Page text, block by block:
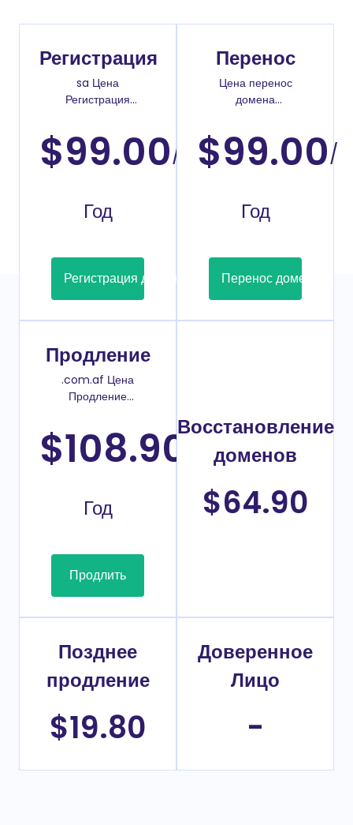
Регистрация
sa Цена
Регистрация
$99.00/
Год
Регистрация домена
Перенос
Цена перенос
домена
$99.00/
Год
Перенос домена
Продление
.com.af Цена
Продление
$108.90
Год
Продлить
Восстановление
доменов
$64.90
Позднее
продление
$19.80
Доверенное
Лицо
-